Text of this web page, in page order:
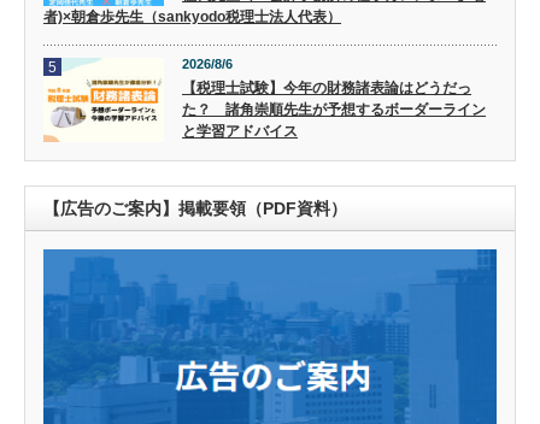
者)×朝倉歩先生（sankyodo税理士法人代表）
5 2026/8/6
【税理士試験】今年の財務諸表論はどうだっ
た？ 諸角崇順先生が予想するボーダーライン
と学習アドバイス
【広告のご案内】掲載要領（PDF資料）